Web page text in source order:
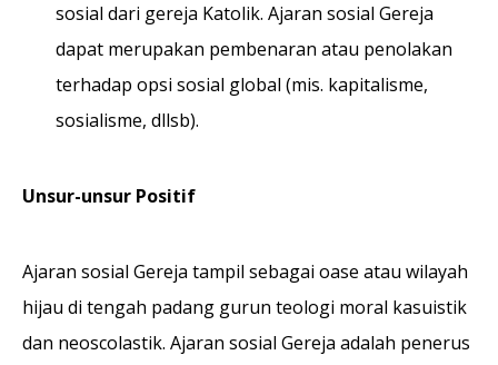
sosial dari gereja Katolik. Ajaran sosial Gereja
dapat merupakan pembenaran atau penolakan
terhadap opsi sosial global (mis. kapitalisme,
sosialisme, dllsb).
Unsur-unsur Positif
Ajaran sosial Gereja tampil sebagai oase atau wilayah
hijau di tengah padang gurun teologi moral kasuistik
dan neoscolastik. Ajaran sosial Gereja adalah penerus